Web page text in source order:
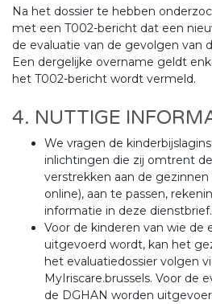
Na het dossier te hebben
met een T002-bericht dat een
de evaluatie van de gevolgen van
Een dergelijke overname geldt
het T002-bericht wordt vermeld.
4. NUTTIGE
We vragen de
inlichtingen die zij omtrent
verstrekken aan de
online), aan te passen,
informatie in deze dienstbrief.
Voor de kinderen van wie de
uitgevoerd wordt, kan het
het evaluatiedossier volgen
MyIriscare.brussels. Voor de
de DGHAN worden